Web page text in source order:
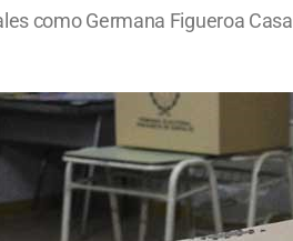
como Germana Figueroa